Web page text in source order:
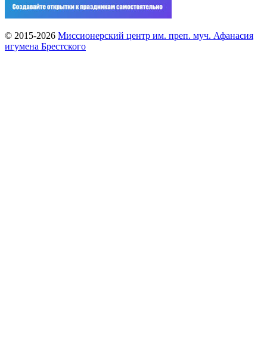
© 2015-2026 Миссионерский центр им. преп. муч. Афанасия
игумена Брестского